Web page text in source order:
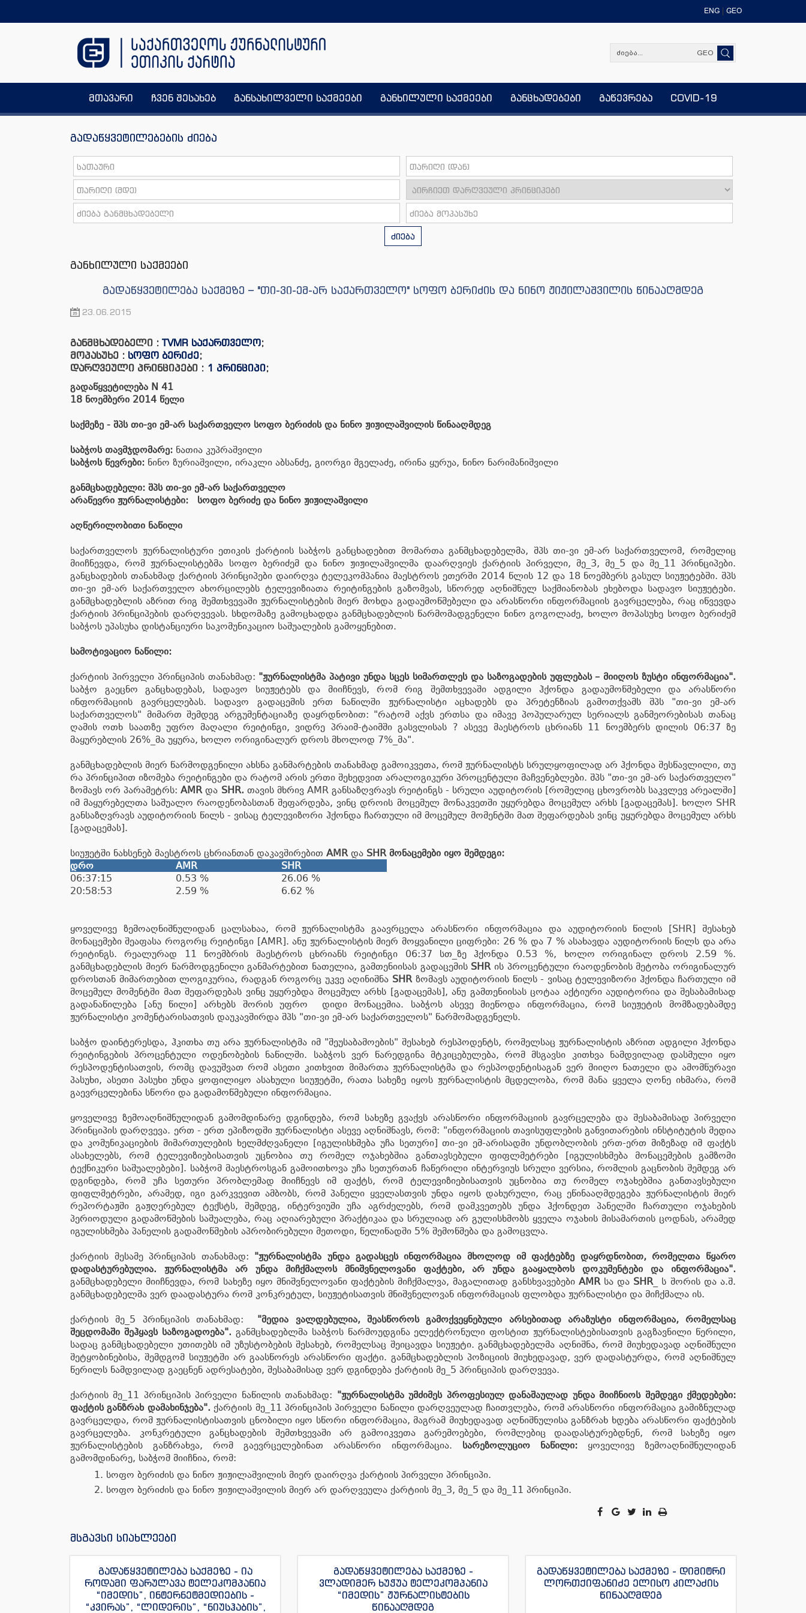
ENG GEO
GEO
მთავარი ჩვენ შესახებ განსახილველი საქმეები განხილული საქმეები განცხადებები გაწევრება COVID-19
გადაწყვეტილებების ძიება
ძიება
განხილული საქმეები
გადაწყვეტილება საქმეზე – "თი-ვი-ემ-არ საქართველო" სოფო ბერიძის და ნინო ჟიჟილაშვილის წინააღმდეგ
23.06.2015
განმცხადებელი : TVMR საქართველო;
მოპასუხე : სოფო ბერიძე;
დარღვეული პრინციპები : 1 პრინციპი;
გადაწყვეტილება N 41
18 ნოემბერი 2014 წელი
საქმეზე - შპს თი-ვი ემ-არ საქართველო სოფო ბერიძის და ნინო ჟიჟილაშვილის წინააღმდეგ
საბჭოს თავმჯდომარე: ნათია კუპრაშვილი
საბჭოს წევრები: ნინო ზურიაშვილი, ირაკლი აბსანძე, გიორგი მგელაძე, ირინა ყურუა, ნინო ნარიმანიშვილი
განმცხადებელი: შპს თი-ვი ემ-არ საქართველო
არაწევრი ჟურნალისტები: სოფო ბერიძე და ნინო ჟიჟილაშვილი
აღწერილობითი ნაწილი
საქართველოს ჟურნალისტური ეთიკის ქარტიის საბჭოს განცხადებით მომართა განმცხადებელმა, შპს თი-ვი ემ-არ საქართველომ, რომელიც
მიიჩნევდა, რომ ჟურნალისტებმა სოფო ბერიძემ და ნინო ჟიჟილაშვილმა დაარღვიეს ქარტიის პირველი, მე_3, მე_5 და მე_11 პრინციპები.
განცხადების თანახმად ქარტიის პრინციპები დაირღვა ტელეკომპანია მაესტროს ეთერში 2014 წლის 12 და 18 ნოემბერს გასულ სიუჟეტებში. შპს
თი-ვი ემ-არ საქართველო ახორცილებს ტელევიზიათა რეიტინგების გაზომვას, სწორედ აღნიშნულ საქმიანობას ეხებოდა სადავო სიუჟეტები.
განმცხადებლის აზრით რიგ შემთხვევაში ჟურნალისტების მიერ მოხდა გადაუმოწმებელი და არასწორი ინფორმაციის გავრცელება, რაც იწვევდა
ქარტიის პრინციპების დარღვევას. სხდომაზე გამოცხადდა განმცხადებლის წარმომადგენელი ნინო გოგოლაძე, ხოლო მოპასუხე სოფო ბერიძემ
საბჭოს უპასუხა დისტანციური საკომუნიკაციო საშუალების გამოყენებით.
სამოტივაციო ნაწილი:
ქარტიის პირველი პრინციპის თანახმად: "ჟურნალისტმა პატივი უნდა სცეს სიმართლეს და საზოგადების უფლებას – მიიღოს ზუსტი ინფორმაცია".
საბჭო გაეცნო განცხადებას, სადავო სიუჟეტებს და მიიჩნევს, რომ რიგ შემთხვევაში ადგილი ჰქონდა გადაუმოწმებელი და არასწორი
ინფორმაციის გავრცელებას. სადავო გადაცემის ერთ ნაწილში ჟურნალისტი აცხადებს და პრეტენზიას გამოთქვამს შპს "თი-ვი ემ-არ
საქართველოს" მიმართ შემდეგ არგუმენტაციაზე დაყრდნობით: "რატომ აქვს ერთსა და იმავე პოპულარულ სერიალს განმეორებისას თანაც
ღამის ოთხ საათზე უფრო მაღალი რეიტინგი, ვიდრე პრაიმ-ტაიმში გასვლისას ? ასევე მაესტროს ცხრიანს 11 ნოემბერს დილის 06:37 ზე
მაყურებლის 26%_მა უყურა, ხოლო ორიგინალურ დროს მხოლოდ 7%_მა".
განმცხადებლის მიერ წარმოდგენილი ახსნა განმარტების თანახმად გამოიკვეთა, რომ ჟურნალისტს სრულყოფილად არ ჰქონდა შესწავლილი, თუ
რა პრინციპით იზომება რეიტინგები და რატომ არის ერთი შეხედვით არალოგიკური პროცენტული მაჩვენებლები. შპს "თი-ვი ემ-არ საქართველო"
ზომავს ორ პარამეტრს:AMRდა SHR. თავის მხრივ AMR განსაზღვრავს რეიტინგს - სრული აუდიტორის [რომელიც ცხოვრობს საკვლევ არეალში]
იმ მაყურებელთა საშუალო რაოდენობასთან შეფარდება, ვინც დროის მოცემულ მონაკვეთში უყურებდა მოცემულ არხს [გადაცემას]. ხოლო SHR
განსაზღვრავს აუდიტორიის წილს - ვისაც ტელევიზორი ჰქონდა ჩართული იმ მოცემულ მომენტში მათ შეფარდებას ვინც უყურებდა მოცემულ არხს
[გადაცემას].
სიუჟეტში ნახსენებ მაესტროს ცხრიანთან დაკავშირებით AMRდა SHR მონაცემები იყო შემდეგი:
დრო
AMR
SHR
06:37:15
0.53 %
26.06 %
20:58:53
2.59 % 6.62 %
ყოველივე ზემოაღნიშნულიდან ცალსახაა, რომ ჟურნალისტმა გაავრცელა არასწორი ინფორმაცია და აუდიტორიის წილის [SHR] შესახებ
მონაცემები შეაფასა როგორც რეიტინგი [AMR]. ანუ ჟურნალისტის მიერ მოყვანილი ციფრები: 26 % და 7 % ასახავდა აუდიტორიის წილს და არა
რეიტინგს. რეალურად 11 ნოემბრის მაესტროს ცხრიანს რეიტინგი 06:37 სთ_ზე ჰქონდა 0.53 %, ხოლო ორიგინალ დროს 2.59 %.
განმცხადებლის მიერ წარმოდგენილი განმარტებით ნათელია, გამთენიისას გადაცემის SHRის პროცენტული რაოდენობის მეტობა ორიგინალურ
დროსთან მიმართებით ლოგიკურია, რადგან როგორც უკვე აღინიშნა SHRზომავს აუდიტორიის წილს - ვისაც ტელევიზორი ჰქონდა ჩართული იმ
მოცემულ მომენტში მათ შეფარდებას ვინც უყურებდა მოცემულ არხს [გადაცემას], ანუ გამთენიისას ცოტაა აქტიური აუდიტორია და შესაბამისად
გადანაწილება [ანუ წილი] არხებს შორის უფრო დიდი მონაცემია. საბჭოს ასევე მიეწოდა ინფორმაცია, რომ სიუჟეტის მომზადებამდე
ჟურნალისტი კომენტარისათვის დაუკავშირდა შპს "თი-ვი ემ-არ საქართველოს" წარმომადგენელს.
საბჭო დაინტერესდა, ჰკითხა თუ არა ჟურნალისტმა იმ "შეუსაბამოების" შესახებ რესპოდენტს, რომელსაც ჟურნალისტის აზრით ადგილი ჰქონდა
რეიტინგების პროცენტული ოდენობების ნაწილში. საბჭოს ვერ წარედგინა მტკიცებულება, რომ მსგავსი კითხვა ნამდვილად დასმული იყო
რესპოდენტისათვის, რომც დავუშვათ რომ ასეთი კითხვით მიმართა ჟურნალისტმა და რესპოდენტისაგან ვერ მიიღო ნათელი და ამომწურავი
პასუხი, ასეთი პასუხი უნდა ყოფილიყო ასახული სიუჟეტში, რათა სახეზე იყოს ჟურნალისტის მცდელობა, რომ მანა ყველა ღონე იხმარა, რომ
გაევრცელებინა სწორი და გადამოწმებული ინფორმაცია.
ყოველივე ზემოაღნიშნულიდან გამომდინარე დგინდება, რომ სახეზე გვაქვს არასწორი ინფორმაციის გავრცელება და შესაბამისად პირველი
პრინციპის დარღვევა. ერთ - ერთ ეპიზოდში ჟურნალისტი ასევე აღნიშნავს, რომ: "ინფორმაციის თავისუფლების განვითარების ინსტიტუტის მედია
და კომუნიკაციების მიმართულების ხელმძღვანელი [იგულისხმება უჩა სეთური] თი-ვი ემ-არისადმი უნდობლობის ერთ-ერთ მიზეზად იმ ფაქტს
ასახელებს, რომ ტელევიზიებისათვის უცნობია თუ რომელ ოჯახებშია განთავსებული ფიფლმეტრები [იგულისხმება მონაცემების გამზომი
ტექნიკური საშუალებები]. საბჭომ მაესტროსგან გამოითხოვა უჩა სეთურთან ჩაწერილი ინტერვიუს სრული ვერსია, რომლის გაცნობის შემდეგ არ
დგინდება, რომ უჩა სეთური პრობლემად მიიჩნევს იმ ფაქტს, რომ ტელევიზიებისათვის უცნობია თუ რომელ ოჯახებშია განთავსებული
ფიფლმეტრები, არამედ, იგი გარკვევით ამბობს, რომ პანელი ყველასთვის უნდა იყოს დახურული, რაც ეწინააღმდეგება ჟურნალისტის მიერ
რეპორტაჟში გაჟღერებულ ტექსტს, შემდეგ, ინტერვიუში უჩა აგრძელებს, რომ დამკვეთებს უნდა ჰქონდეთ პანელში ჩართული ოჯახების
პერიოდული გადამოწმების საშუალება, რაც აღიარებული პრაქტიკაა და სრულიად არ გულისხმობს ყველა ოჯახის მისამართის ცოდნას, არამედ
იგულისხმება პანელის გადამოწმების აპრობირებული მეთოდი, წელიწადში 5% შემოწმება და გამოცვლა.
ქარტიის მესამე პრინციპის თანახმად: "ჟურნალისტმა უნდა გადასცეს ინფორმაცია მხოლოდ იმ ფაქტებზე დაყრდნობით, რომელთა წყარო
დადასტურებულია. ჟურნალისტმა არ უნდა მიჩქმალოს მნიშვნელოვანი ფაქტები, არ უნდა გააყალბოს დოკუმენტები და ინფორმაცია".
განმცხადებელი მიიჩნევდა, რომ სახეზე იყო მნიშვნელოვანი ფაქტების მიჩქმალვა, მაგალითად განსხვავებები AMRსა და SHR_ ს შორის და ა.შ.
განმცხადებელმა ვერ დაადასტურა რომ კონკრეტულ, სიუჟეტისათვის მნიშვნელოვან ინფორმაციას ფლობდა ჟურნალისტი და მიჩქმალა ის.
ქარტიის მე_5 პრინციპის თანახმად: "მედია ვალდებულია, შეასწოროს გამოქვეყნებული არსებითად არაზუსტი ინფორმაცია, რომელსაც
შეცდომაში შეჰყავს საზოგადოება". განმცხადებლმა საბჭოს წარმოუდგინა ელექტრონული ფოსტით ჟურნალისტებისათვის გაგზავნილი წერილი,
სადაც განმცხადებელი უთითებს იმ უზუსტობების შესახებ, რომელსაც შეიცავდა სიუჟეტი. განმცხადებელმა აღნიშნა, რომ მიუხედავად აღნიშნული
შეტყობინებისა, შემდგომ სიუჟეტში არ გაასწორეს არასწორი ფაქტი. განმცხადებლის პოზიციის მიუხედავად, ვერ დადასტურდა, რომ აღნიშნულ
წერილს ნამდვილად გაეცნენ ადრესატები, შესაბამისად ვერ დგინდება ქარტიის მე_5 პრინციპის დარღვევა.
ქარტიის მე_11 პრინციპის პირველი ნაწილის თანახმად: "ჟურნალისტმა უმძიმეს პროფესიულ დანაშაულად უნდა მიიჩნიოს შემდეგი ქმედებები:
ფაქტის განზრახ დამახინჯება". ქარტიის მე_11 პრინციპის პირველი ნაწილი დარღვეულად ჩაითვლება, რომ არასწორი ინფორმაცია გამიზნულად
გავრცელდა, რომ ჟურნალისტისათვის ცნობილი იყო სწორი ინფორმაცია, მაგრამ მიუხედავად აღნიშნულისა განზრახ ხდება არასწორი ფაქტების
გავრცელება. კონკრეტული განცხადების შემთხვევაში არ გამოიკვეთა გარემოებები, რომლებიც დაადასტურებდნენ, რომ სახეზე იყო
ჟურნალისტების განზრახვა, რომ გაევრცელებინათ არასწორი ინფორმაცია. სარეზოლუციო ნაწილი:ყოველივე ზემოაღნიშნულიდან
გამომდინარე, საბჭომ მიიჩნია, რომ:
სოფო ბერიძის და ნინო ჟიჟილაშვილის მიერ დაირღვა ქარტიის პირველი პრინციპი.
სოფო ბერიძის და ნინო ჟიჟილაშვილის მიერ არ დარღვეულა ქარტიის მე_3, მე_5 და მე_11 პრინციპი.
მსგავსი სიახლეები
გადაწყვეტილება საქმეზე - ია
როდამი ფარულავა ტელეკომპანია
“იმედის”, ინტერნეტმედიების -
“კვირას”, “ლიდერის”, “ნიუსჰაბის”,
გადაწყვეტილება საქმეზე -
ვლადიმერ ხუჭუა ტელეკომპანია
“იმედის” ჟურნალისტების
წინააღმდეგ
გადაწყვეტილება საქმეზე - დიმიტრი
ლორთქიფანიძე ელისო კილაძის
წინააღმდეგ